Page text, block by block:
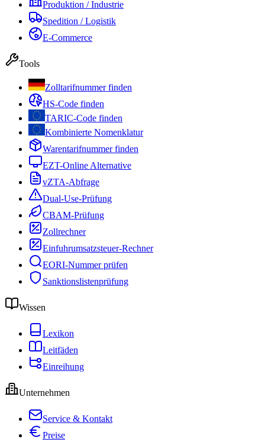
Produktion / Industrie
Spedition / Logistik
E-Commerce
Tools
Zolltarifnummer finden
HS-Code finden
TARIC-Code finden
Kombinierte Nomenklatur
Warentarifnummer finden
EZT-Online Alternative
vZTA-Abfrage
Dual-Use-Prüfung
CBAM-Prüfung
Zollrechner
Einfuhrumsatzsteuer-Rechner
EORI-Nummer prüfen
Sanktionslistenprüfung
Wissen
Lexikon
Leitfäden
Einreihung
Unternehmen
Service & Kontakt
Preise